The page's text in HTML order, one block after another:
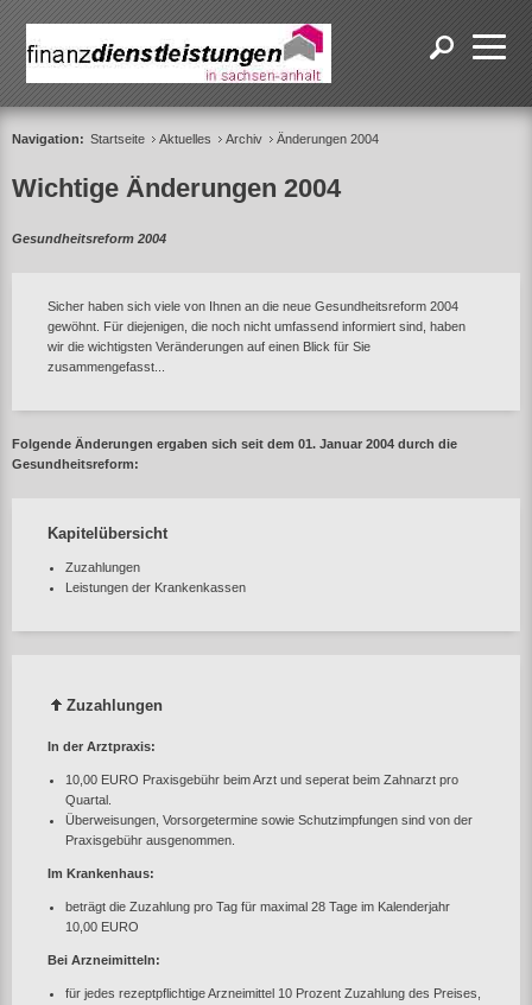
Navigation: Startseite Aktuelles Archiv Änderungen 2004
Wichtige Änderungen 2004
Gesundheitsreform 2004
Sicher haben sich viele von Ihnen an die neue Gesundheitsreform 2004
gewöhnt. Für diejenigen, die noch nicht umfassend informiert sind, haben
wir die wichtigsten Veränderungen auf einen Blick für Sie
zusammengefasst...
Folgende Änderungen ergaben sich seit dem 01. Januar 2004 durch die
Gesundheitsreform:
Kapitelübersicht
Zuzahlungen
Leistungen der Krankenkassen
Zuzahlungen
In der Arztpraxis:
10,00 EURO Praxisgebühr beim Arzt und seperat beim Zahnarzt pro
Quartal.
Überweisungen, Vorsorgetermine sowie Schutzimpfungen sind von der
Praxisgebühr ausgenommen.
Im Krankenhaus:
beträgt die Zuzahlung pro Tag für maximal 28 Tage im Kalenderjahr
10,00 EURO
Bei Arzneimitteln:
für jedes rezeptpflichtige Arzneimittel 10 Prozent Zuzahlung des Preises,